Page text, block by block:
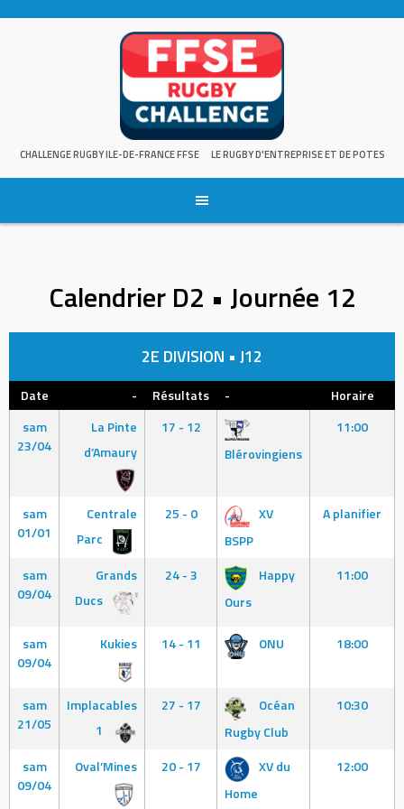
CHALLENGE RUGBY ILE-DE-FRANCE FFSE LE RUGBY D'ENTREPRISE ET DE POTES
Calendrier D2 • Journée 12
2E DIVISION • J12
Date - Résultats -
Horaire
sam
23/04
La Pinte
d’Amaury
17 - 12
Blérovingiens
11:00
sam
01/01
Centrale
Parc
25 - 0
XV
BSPP
A planifier
sam
09/04
Grands
Ducs
24 - 3
Happy
Ours
11:00
sam
09/04
Kukies 14 - 11 ONU 18:00
sam
21/05
Implacables
1
27 - 17
Océan
Rugby Club
10:30
sam
09/04
Oval’Mines 20 - 17
XV du
Home
12:00